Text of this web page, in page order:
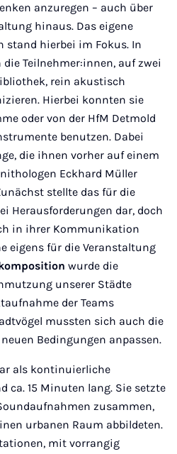
anzuregen – auch über
hinaus. Das eigene
stand hierbei im Fokus. In
Teilnehmer:innen, auf zwei
rein akustisch
Hierbei konnten sie
oder von der HfM Detmold
benutzen. Dabei
die ihnen vorher auf einem
Eckhard Müller
stellte das für die
Herausforderungen dar, doch
in ihrer Kommunikation
eigens für die Veranstaltung
wurde die
unserer Städte
der Teams
mussten sich auch die
Bedingungen anpassen.
als kontinuierliche
ca. 15 Minuten lang. Sie setzte
zusammen,
urbanen Raum abbildeten.
mit vorrangig